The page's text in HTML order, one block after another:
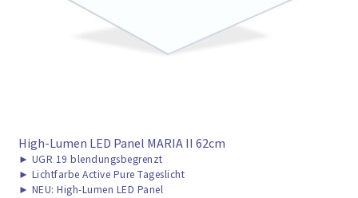
High-Lumen LED Panel MARIA II 62cm
► UGR 19 blendungsbegrenzt
► Lichtfarbe Active Pure Tageslicht
► NEU: High-Lumen LED Panel